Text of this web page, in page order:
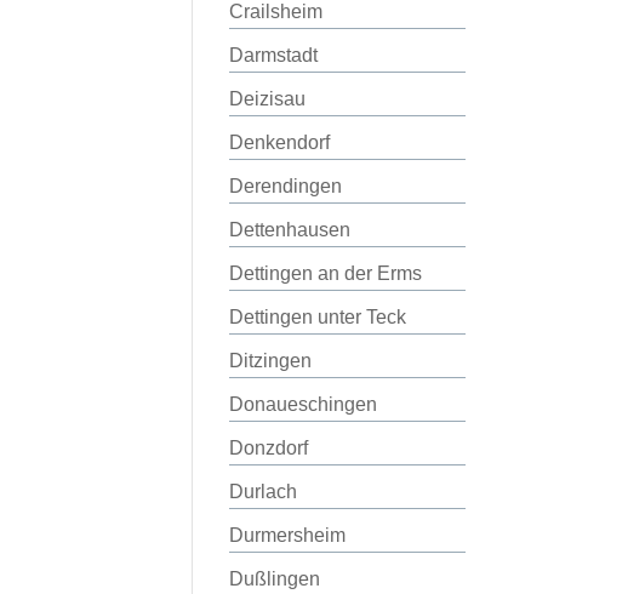
Crailsheim
Darmstadt
Deizisau
Denkendorf
Derendingen
Dettenhausen
Dettingen an der Erms
Dettingen unter Teck
Ditzingen
Donaueschingen
Donzdorf
Durlach
Durmersheim
Dußlingen